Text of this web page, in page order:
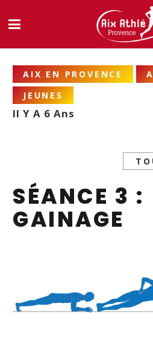
AIX EN PROVENCE
JEUNES
Il Y A 6 Ans
SÉANCE 3 :
GAINAGE